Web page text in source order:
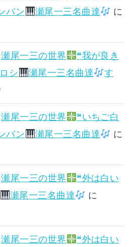
バン 瀬尾一三名曲達
に
瀬尾一三の世界
❝我が良き
シ 瀬尾一三名曲達
す
瀬尾一三の世界
❝いちご白
バン 瀬尾一三名曲達
に
瀬尾一三の世界
❝外は白い
瀬尾一三名曲達
に
瀬尾一三の世界
❝外は白い